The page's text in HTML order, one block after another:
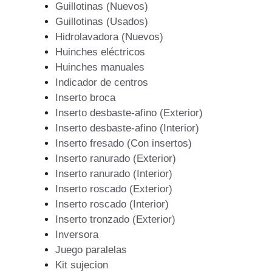
Guillotinas (Nuevos)
Guillotinas (Usados)
Hidrolavadora (Nuevos)
Huinches eléctricos
Huinches manuales
Indicador de centros
Inserto broca
Inserto desbaste-afino (Exterior)
Inserto desbaste-afino (Interior)
Inserto fresado (Con insertos)
Inserto ranurado (Exterior)
Inserto ranurado (Interior)
Inserto roscado (Exterior)
Inserto roscado (Interior)
Inserto tronzado (Exterior)
Inversora
Juego paralelas
Kit sujecion